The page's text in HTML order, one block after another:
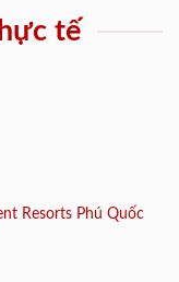
tế
Resorts Phú Quốc